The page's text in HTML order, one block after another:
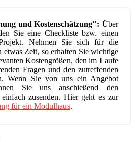
und Kostenschätzung": Über
Sie eine Checkliste bzw. einen
Nehmen Sie sich für die
etwas Zeit, so erhalten Sie wichtige
Kostengrößen, den im Laufe
Fragen und den zutreffenden
Wenn Sie von uns ein Angebot
Sie uns anschießend den
zusenden. Hier geht es zur
für ein Modulhaus.